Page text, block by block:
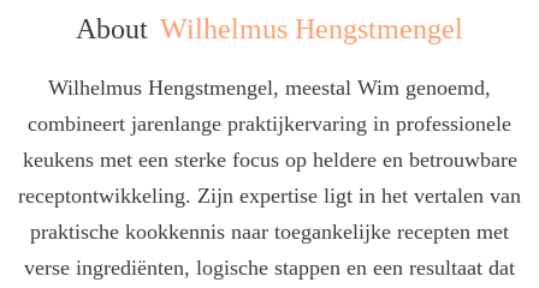
About Wilhelmus Hengstmengel
Wilhelmus Hengstmengel, meestal Wim genoemd,
combineert jarenlange praktijkervaring in professionele
keukens met een sterke focus op heldere en betrouwbare
receptontwikkeling. Zijn expertise ligt in het vertalen van
praktische kookkennis naar toegankelijke recepten met
verse ingrediënten, logische stappen en een resultaat dat